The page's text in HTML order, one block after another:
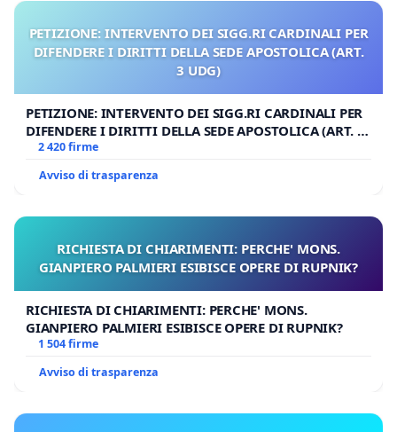
PETIZIONE: INTERVENTO DEI SIGG.RI CARDINALI PER
DIFENDERE I DIRITTI DELLA SEDE APOSTOLICA (ART.
3 UDG)
PETIZIONE: INTERVENTO DEI SIGG.RI CARDINALI PER
DIFENDERE I DIRITTI DELLA SEDE APOSTOLICA (ART. 3
UDG)
2 420 firme
Avviso di trasparenza
RICHIESTA DI CHIARIMENTI: PERCHE' MONS.
GIANPIERO PALMIERI ESIBISCE OPERE DI RUPNIK?
RICHIESTA DI CHIARIMENTI: PERCHE' MONS.
GIANPIERO PALMIERI ESIBISCE OPERE DI RUPNIK?
1 504 firme
Avviso di trasparenza